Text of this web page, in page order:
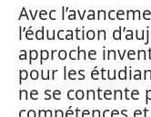
Avec
l’éducation
approche
pour les
ne se contente